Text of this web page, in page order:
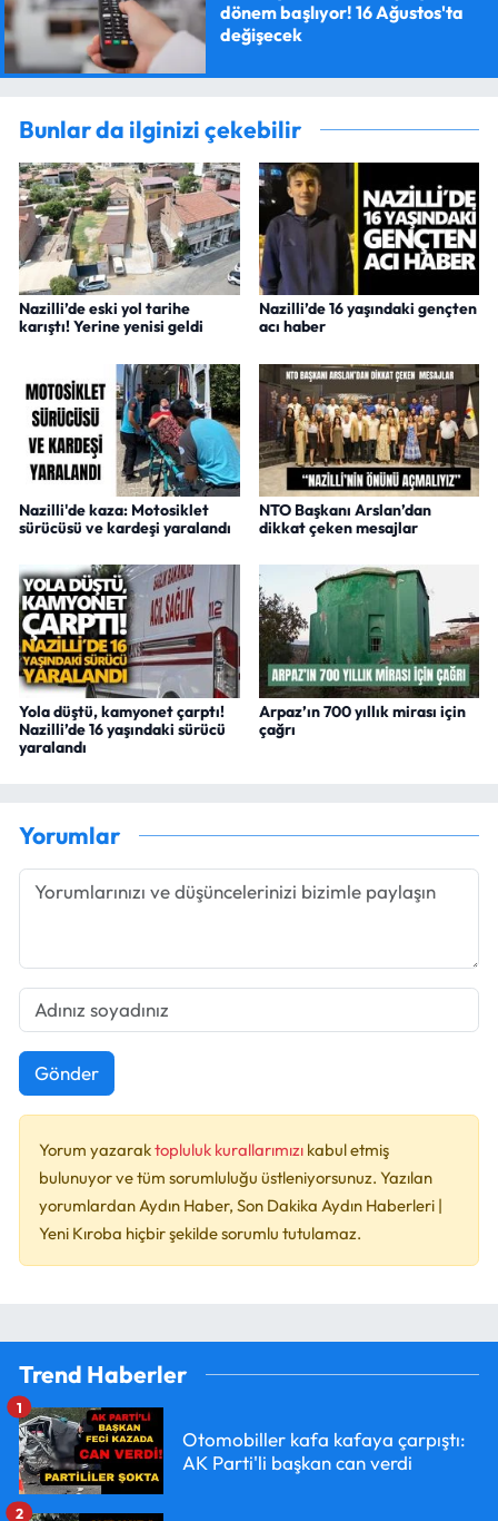
dönem başlıyor! 16 Ağustos'ta
değişecek
Bunlar da ilginizi çekebilir
Nazilli’de eski yol tarihe
karıştı! Yerine yenisi geldi
Nazilli’de 16 yaşındaki gençten
acı haber
Nazilli'de kaza: Motosiklet
sürücüsü ve kardeşi yaralandı
NTO Başkanı Arslan’dan
dikkat çeken mesajlar
Yola düştü, kamyonet çarptı!
Nazilli’de 16 yaşındaki sürücü
yaralandı
Arpaz’ın 700 yıllık mirası için
çağrı
Yorumlar
Gönder
Yorum yazaraktopluluk kurallarımızı kabul etmiş
bulunuyor ve tüm sorumluluğu üstleniyorsunuz. Yazılan
yorumlardan Aydın Haber, Son Dakika Aydın Haberleri |
Yeni Kıroba hiçbir şekilde sorumlu tutulamaz.
Trend Haberler
Otomobiller kafa kafaya çarpıştı:
AK Parti'li başkan can verdi
1
2